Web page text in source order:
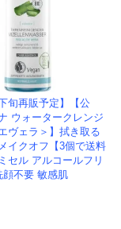
下旬再販予定】【公
ウォータークレンジ
ヴェラ＞】拭き取る
イクオフ【3個で送料
セル アルコールフリ
顔不要 敏感肌